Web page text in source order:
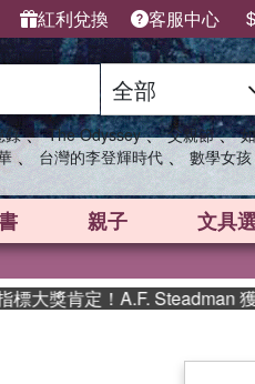
紅利兌換 客服中心
錄 、 The Odyssey 、 父親節 、
、 台灣的李登輝時代 、 數學女
親子 文具
獎肯定！A.F. Steadman 獲年